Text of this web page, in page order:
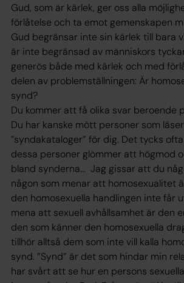
Gud, som är kärlek, ger oss alla
förlåtelse och ta emot gemenskapen
Gud begränsar inte sin kärlek till bara
är inte begränsad av människors
generös både med kärlek och med
delen av problemställningen: Är
synd?
Du kommer att få olika svar beroende
Du har kanske mött personer som
”syndakataloger” för dig. Det tycks
dessa personer glömmer att högmod
bland synderna… Jag gissar att du
någon som menar att homosexualitet
den homosexuella handlingen inte får
mena att sexuell avhållsamhet är den
den som känner den homosexuella
tillhör alltså dem som inte vill kalla
synd. ”Synd” är det som hindar min
har svårt att se hur en persons